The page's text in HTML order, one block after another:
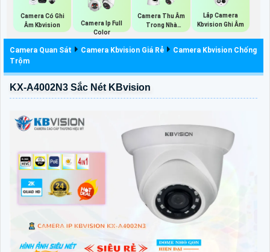
Camera Có Ghi
Âm Kbvision
Camera Ip Full
Color
Camera Thu Âm
Trong Nhà
Kbvision
Lắp Camera
Kbvision Ghi Âm
Camera Quan Sát Camera Kbvision Giá Rẻ
Camera Kbvision Chống
Trộm
KX-A4002N3 Sắc Nét KBvision